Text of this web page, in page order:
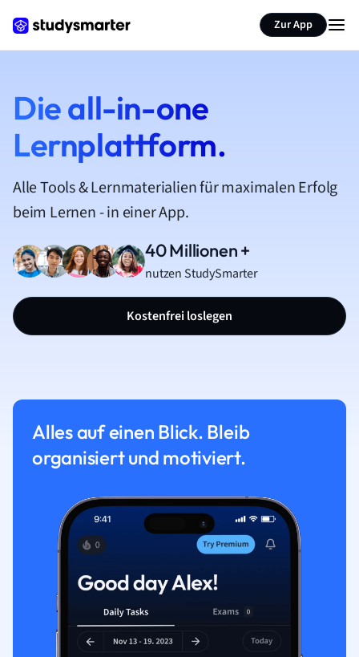
Zur App
Die all-in-one
Lernplattform.
Alle Tools & Lernmaterialien für maximalen Erfolg
beim Lernen - in einer App.
40 Millionen +
nutzen StudySmarter
Kostenfrei loslegen
Alles auf einen Blick. Bleib
organisiert und motiviert.